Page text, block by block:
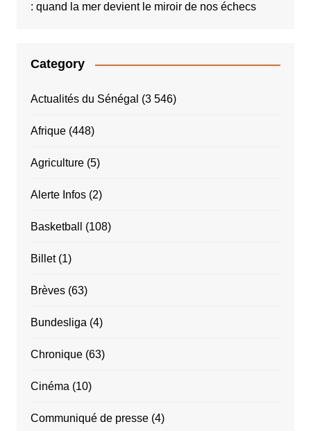
: quand la mer devient le miroir de nos échecs
Category
Actualités du Sénégal (3 546)
Afrique(448)
Agriculture(5)
Alerte Infos(2)
Basketball (108)
Billet(1)
Brèves(63)
Bundesliga (4)
Chronique(63)
Cinéma (10)
Communiqué de presse(4)